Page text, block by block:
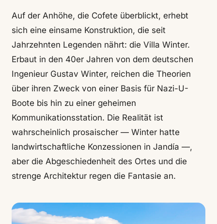
Auf der Anhöhe, die Cofete überblickt, erhebt
sich eine einsame Konstruktion, die seit
Jahrzehnten Legenden nährt: die Villa Winter.
Erbaut in den 40er Jahren von dem deutschen
Ingenieur Gustav Winter, reichen die Theorien
über ihren Zweck von einer Basis für Nazi-U-
Boote bis hin zu einer geheimen
Kommunikationsstation. Die Realität ist
wahrscheinlich prosaischer — Winter hatte
landwirtschaftliche Konzessionen in Jandía —,
aber die Abgeschiedenheit des Ortes und die
strenge Architektur regen die Fantasie an.